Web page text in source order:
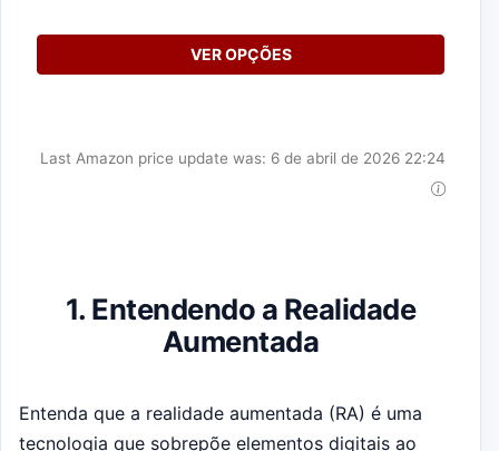
VER OPÇÕES
Last Amazon price update was: 6 de abril de 2026 22:24
1. Entendendo a Realidade
Aumentada
Entenda que a realidade aumentada (RA) é uma
tecnologia que sobrepõe elementos digitais ao